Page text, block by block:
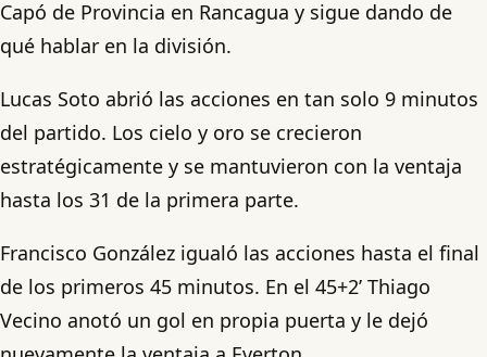
Capó de Provincia en Rancagua y sigue dando de
qué hablar en la división.
Lucas Soto abrió las acciones en tan solo 9 minutos
del partido. Los cielo y oro se crecieron
estratégicamente y se mantuvieron con la ventaja
hasta los 31 de la primera parte.
Francisco González igualó las acciones hasta el final
de los primeros 45 minutos. En el 45+2’ Thiago
Vecino anotó un gol en propia puerta y le dejó